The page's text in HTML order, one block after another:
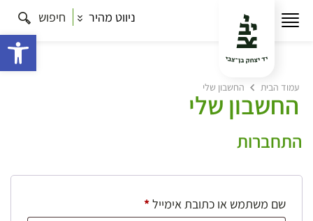
ניווט מהיר חיפוש
עמוד הבית החשבון שלי
החשבון שלי
התחברות
שם משתמש או כתובת אימייל*חובה